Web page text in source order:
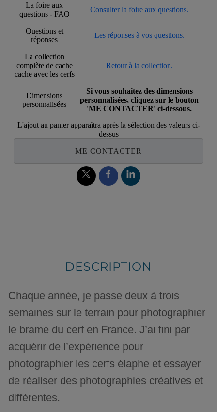
La foire aux
questions - FAQ
Consulter la foire aux questions.
Questions et
réponses
Les réponses à vos questions.
La collection
complète de cache
cache avec les cerfs
Retour à la collection.
Dimensions
personnalisées
Si vous souhaitez des dimensions
personnalisées, cliquez sur le bouton
'ME CONTACTER' ci-dessous.
L'ajout au panier apparaîtra après la sélection des valeurs ci-
dessus
ME CONTACTER
DESCRIPTION
Chaque année, je passe deux à trois
semaines sur le terrain pour photographier
le brame du cerf en France. J’ai fini par
acquérir de l’expérience pour
photographier les cerfs élaphe et essayer
de réaliser des photographies créatives et
différentes.